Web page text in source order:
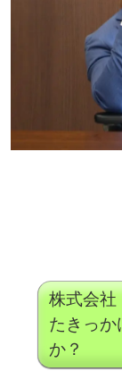
株式会社
たきっか
か？